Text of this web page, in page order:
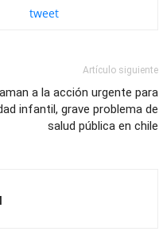
tweet
Artículo siguiente
a la acción urgente para
infantil, grave problema de
salud pública en chile